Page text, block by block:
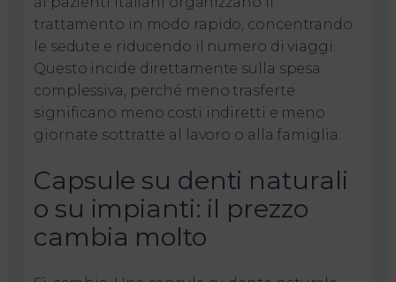
trattamento in modo rapido, concentrando
le sedute e riducendo il numero di viaggi.
Questo incide direttamente sulla spesa
complessiva, perché meno trasferte
significano meno costi indiretti e meno
giornate sottratte al lavoro o alla famiglia.
Capsule su denti naturali
o su impianti: il prezzo
cambia molto